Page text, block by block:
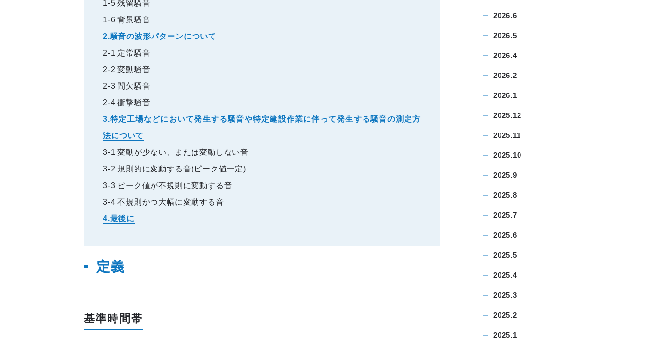
1-5.残留騒音
1-6.背景騒音
2.騒音の波形パターンについて
2-1.定常騒音
2-2.変動騒音
2-3.間欠騒音
2-4.衝撃騒音
3.特定工場などにおいて発生する騒音や特定建設作業に伴って発生する騒音の測定方
法について
3-1.変動が少ない、または変動しない音
3-2.規則的に変動する音(ピーク値一定)
3-3.ピーク値が不規則に変動する音
3-4.不規則かつ大幅に変動する音
4.最後に
定義
基準時間帯
2026.6
2026.5
2026.4
2026.2
2026.1
2025.12
2025.11
2025.10
2025.9
2025.8
2025.7
2025.6
2025.5
2025.4
2025.3
2025.2
2025.1